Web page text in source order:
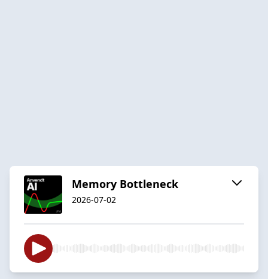
Memory Bottleneck
2026-07-02